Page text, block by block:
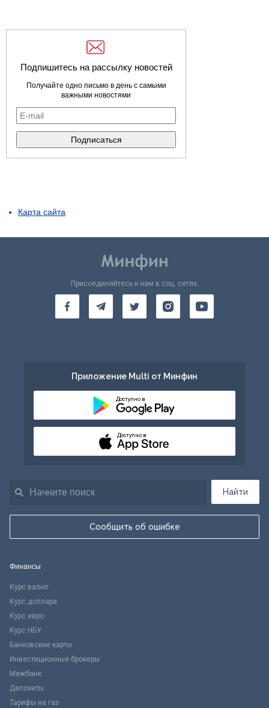
Подпишитесь на рассылку новостей
Получайте одно письмо в день с самыми
важными новостями
Карта сайта
Найти
Сообщить об ошибке
Присоединяйтесь к нам в соц. сетях:
Приложение Multi от Минфин
Доступно в
Доступно в
Финансы
Курс валют
Курс доллара
Курс евро
Курс НБУ
Банковские карты
Инвестиционные брокеры
Межбанк
Депозиты
Тарифы на газ